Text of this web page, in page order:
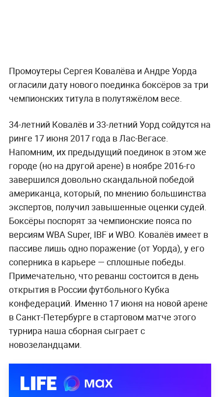
Промоутеры Сергея Ковалёва и Андре Уорда
огласили дату нового поединка боксёров за три
чемпионских титула в полутяжёлом весе.
34-летний Ковалёв и 33-летний Уорд сойдутся на
ринге 17 июня 2017 года в Лас-Вегасе.
Напомним, их предыдущий поединок в этом же
городе (но на другой арене) в ноябре 2016-го
завершился довольно скандальной победой
американца, который, по мнению большинства
экспертов, получил завышенные оценки судей.
Боксёры поспорят за чемпионские пояса по
версиям WBA Super, IBF и WBO. Ковалёв имеет в
пассиве лишь одно поражение (от Уорда), у его
соперника в карьере — сплошные победы.
Примечательно, что реванш состоится в день
открытия в России футбольного Кубка
конфедераций. Именно 17 июня на новой арене
в Санкт-Петербурге в стартовом матче этого
турнира наша сборная сыграет с
новозеландцами.